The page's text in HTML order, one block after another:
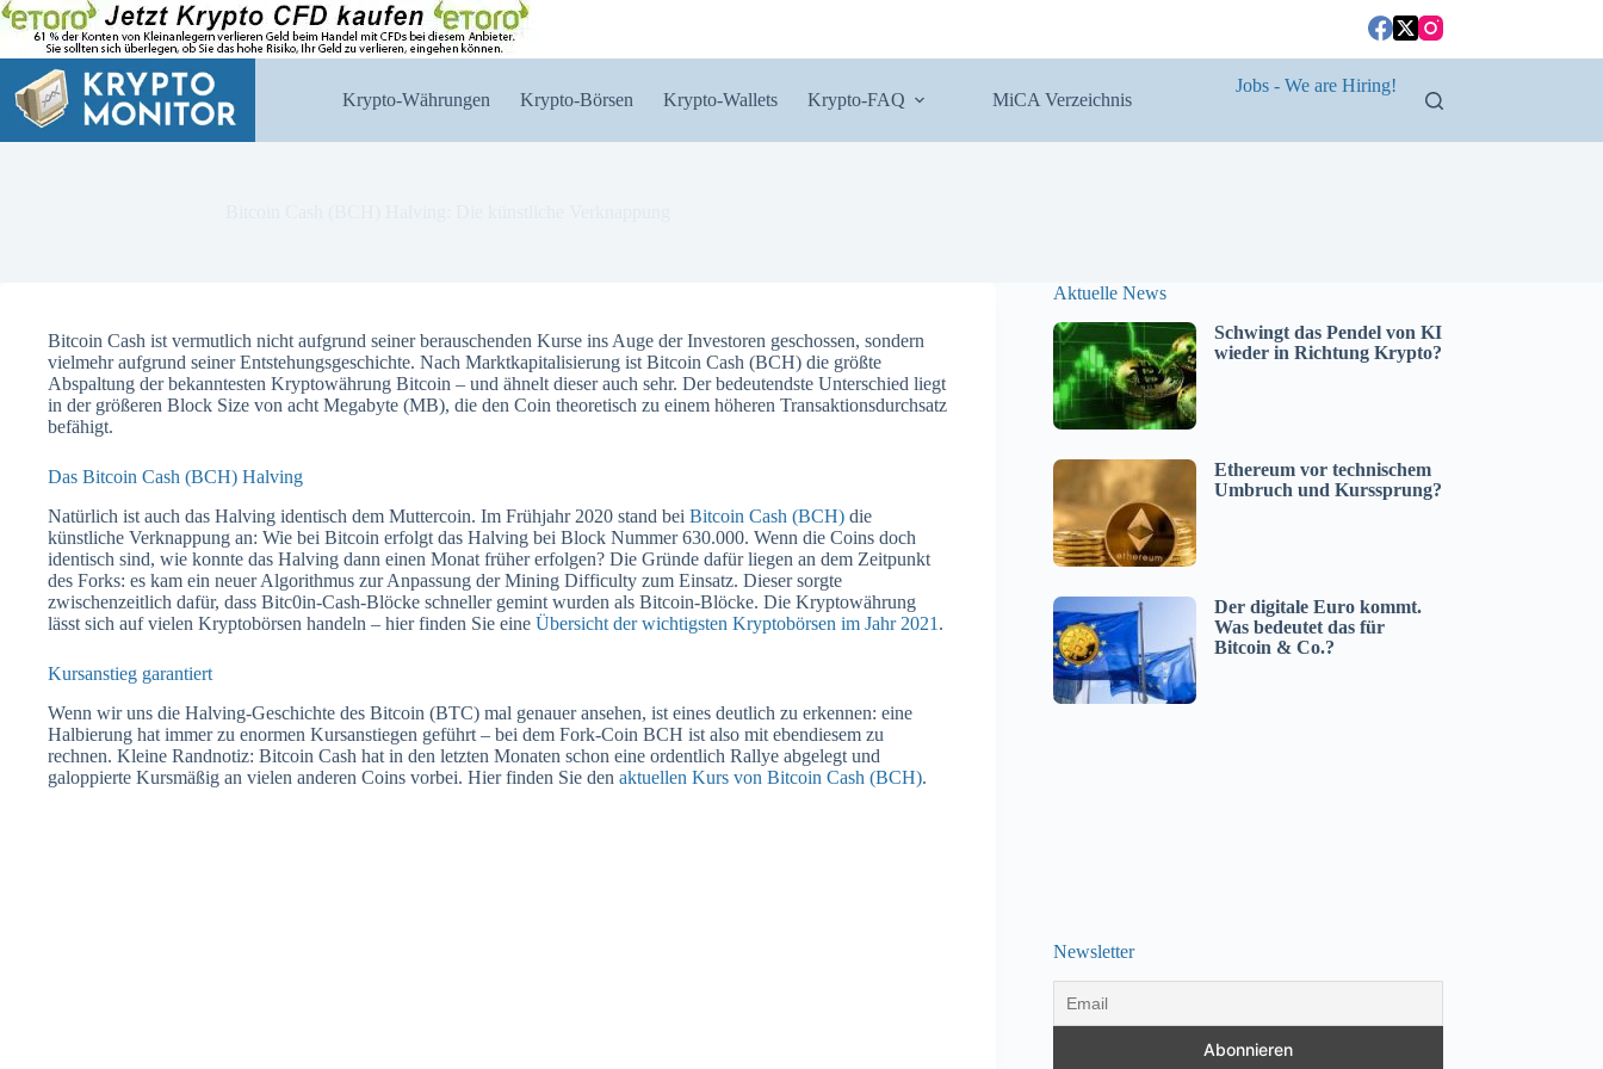
Zum
Inhalt
springen
Krypto-Währungen Krypto-Börsen Krypto-Wallets Krypto-FAQ MiCA Verzeichnis
Jobs - We are Hiring!
Bitcoin Cash ist vermutlich nicht aufgrund seiner berauschenden Kurse ins Auge der Investoren geschossen, sondern
vielmehr aufgrund seiner Entstehungsgeschichte. Nach Marktkapitalisierung ist Bitcoin Cash (BCH) die größte
Abspaltung der bekanntesten Kryptowährung Bitcoin – und ähnelt dieser auch sehr. Der bedeutendste Unterschied liegt
in der größeren Block Size von acht Megabyte (MB), die den Coin theoretisch zu einem höheren Transaktionsdurchsatz
befähigt.
Das Bitcoin Cash (BCH) Halving
Natürlich ist auch das Halving identisch dem Muttercoin. Im Frühjahr 2020 stand bei Bitcoin Cash (BCH) die
künstliche Verknappung an: Wie bei Bitcoin erfolgt das Halving bei Block Nummer 630.000. Wenn die Coins doch
identisch sind, wie konnte das Halving dann einen Monat früher erfolgen? Die Gründe dafür liegen an dem Zeitpunkt
des Forks: es kam ein neuer Algorithmus zur Anpassung der Mining Difficulty zum Einsatz. Dieser sorgte
zwischenzeitlich dafür, dass Bitc0in-Cash-Blöcke schneller gemint wurden als Bitcoin-Blöcke. Die Kryptowährung
lässt sich auf vielen Kryptobörsen handeln – hier finden Sie eine Übersicht der wichtigsten Kryptobörsen im Jahr 2021 .
Kursanstieg garantiert
Wenn wir uns die Halving-Geschichte des Bitcoin (BTC) mal genauer ansehen, ist eines deutlich zu erkennen: eine
Halbierung hat immer zu enormen Kursanstiegen geführt – bei dem Fork-Coin BCH ist also mit ebendiesem zu
rechnen. Kleine Randnotiz: Bitcoin Cash hat in den letzten Monaten schon eine ordentlich Rallye abgelegt und
galoppierte Kursmäßig an vielen anderen Coins vorbei. Hier finden Sie den aktuellen Kurs von Bitcoin Cash (BCH).
Aktuelle News
Schwingt das Pendel von KI
wieder in Richtung Krypto?
Ethereum vor technischem
Umbruch und Kurssprung?
Der digitale Euro kommt.
Was bedeutet das für
Bitcoin & Co.?
Newsletter